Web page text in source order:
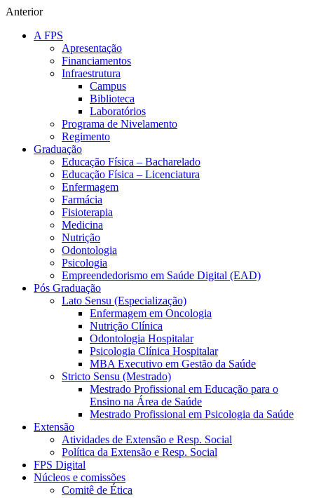
Anterior
A FPS
Apresentação
Financiamentos
Infraestrutura
Campus
Biblioteca
Laboratórios
Programa de Nivelamento
Regimento
Graduação
Educação Física – Bacharelado
Educação Física – Licenciatura
Enfermagem
Farmácia
Fisioterapia
Medicina
Nutrição
Odontologia
Psicologia
Empreendedorismo em Saúde Digital (EAD)
Pós Graduação
Lato Sensu (Especialização)
Enfermagem em Oncologia
Nutrição Clínica
Odontologia Hospitalar
Psicologia Clínica Hospitalar
MBA Executivo em Gestão da Saúde
Stricto Sensu (Mestrado)
Mestrado Profissional em Educação para o
Ensino na Área de Saúde
Mestrado Profissional em Psicologia da Saúde
Extensão
Atividades de Extensão e Resp. Social
Política da Extensão e Resp. Social
FPS Digital
Núcleos e comissões
Comitê de Ética